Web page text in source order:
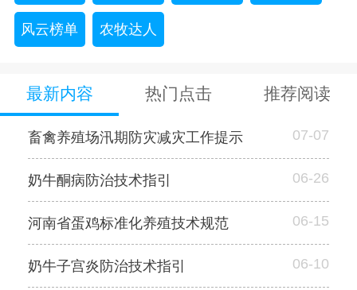
风云榜单 农牧达人
最新内容 热门点击 推荐阅读
畜禽养殖场汛期防灾减灾工作提示 07-07
奶牛酮病防治技术指引 06-26
河南省蛋鸡标准化养殖技术规范 06-15
奶牛子宫炎防治技术指引 06-10